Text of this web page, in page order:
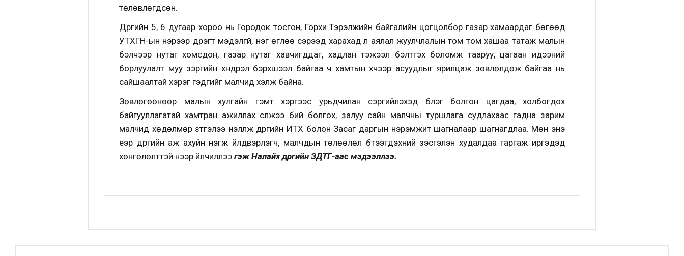
төлөвлөгдсөн.
Дүүргийн 5, 6 дугаар хороо нь Городок тосгон, Горхи Тэрэлжийн байгалийн цогцолбор газар хамаардаг бөгөөд
УТХГН-ын нэрээр дүүрэгт мэдэлгүй, нэг өглөө сэрээд харахад л аялал жуулчлалын том том хашаа татаж малын
бэлчээр нутаг хомсдон, газар нутаг хавчигддаг, хадлан тэжээл бэлтгэх боломж тааруу, цагаан идээний
борлуулалт муу зэргийн хүндрэл бэрхшээл байгаа ч хамтын хүчээр асуудлыг ярилцаж зөвлөлдөж байгаа нь
сайшаалтай хэрэг гэдгийг малчид хэлж байна.
Зөвлөгөөнөөр малын хулгайн гэмт хэргээс урьдчилан сэргийлэхэд бүлэг болгон цагдаа, холбогдох
байгууллагатай хамтран ажиллах сүлжээ бий болгох, залуу сайн малчны туршлага судлахаас гадна зарим
малчид хөдөлмөр зүтгэлээ үнэлүүлж дүүргийн ИТХ болон Засаг даргын нэрэмжит шагналаар шагнагдлаа. Мөн энэ
үеэр дүүргийн аж ахуйн нэгж үйлдвэрлэгч, малчдын төлөөлөл бүтээгдэхүүний үзэсгэлэн худалдаа гаргаж иргэдэд
хөнгөлөлттэй үнээр үйлчиллээ гэж Налайх дүүргийн ЗДТГ-аас мэдээллээ.